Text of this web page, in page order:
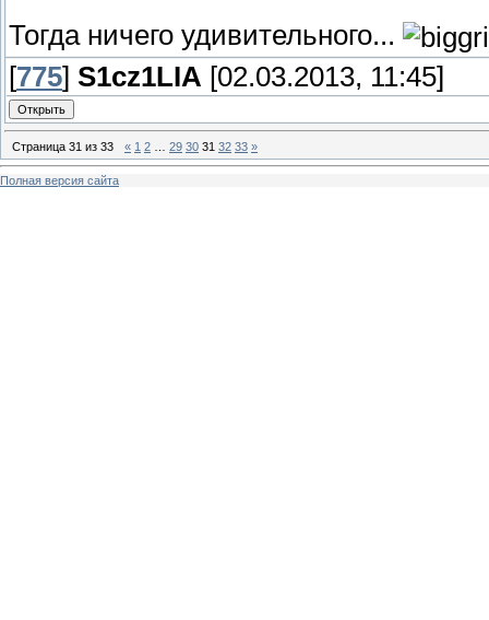
Тогда ничего удивительного...
[775] S1cz1LIA [02.03.2013, 11:45]
Страница 31 из 33 « 1 2 29 30 31 32 33 »
Полная версия сайта